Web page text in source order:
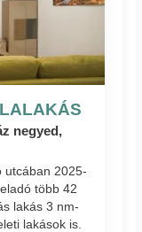
negyed,
utcában 2025-
több 42
lakás 3 nm-
lakások is.